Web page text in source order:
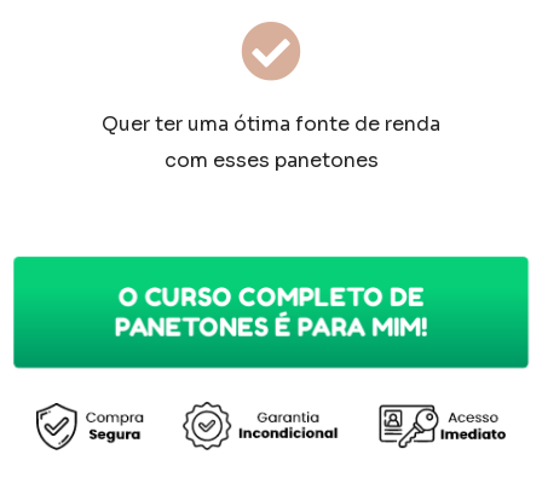
Quer ter uma ótima fonte de renda
com esses panetones
O CURSO COMPLETO DE
PANETONES É PARA MIM!